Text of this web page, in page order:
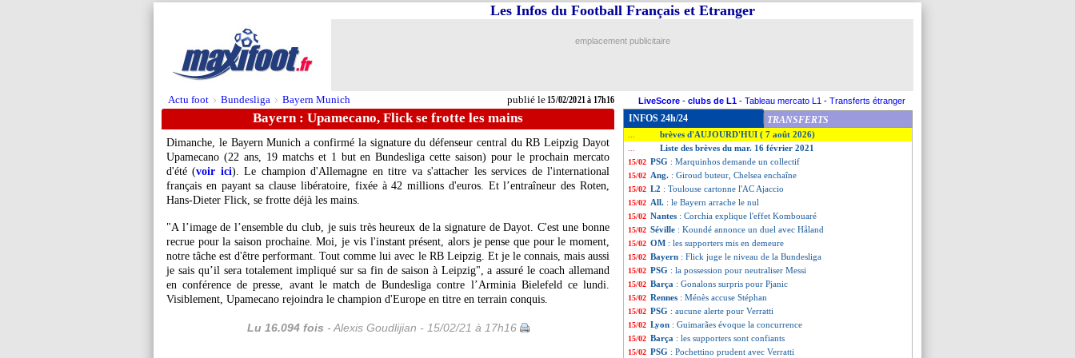
Actu foot > Bundesliga > Bayern Munich publié le15/02/2021 à 17h16
Les Infos du Football Français et Etranger
emplacement publicitaire
LiveScore - clubs de L1 - Tableau mercato L1 - Transferts étranger
Bayern : Upamecano, Flick se frotte les mains
Dimanche, le Bayern Munich a confirmé la signature du défenseur central du RB Leipzig Dayot
Upamecano (22 ans, 19 matchs et 1 but en Bundesliga cette saison) pour le prochain mercato
d'été (voir ici). Le champion d'Allemagne en titre va s'attacher les services de l'international
français en payant sa clause libératoire, fixée à 42 millions d'euros. Et l’entraîneur des Roten,
Hans-Dieter Flick, se frotte déjà les mains.
"A l’image de l’ensemble du club, je suis très heureux de la signature de Dayot. C'est une bonne
recrue pour la saison prochaine. Moi, je vis l'instant présent, alors je pense que pour le moment,
notre tâche est d'être performant. Tout comme lui avec le RB Leipzig. Et je le connais, mais aussi
je sais qu’il sera totalement impliqué sur sa fin de saison à Leipzig", a assuré le coach allemand
en conférence de presse, avant le match de Bundesliga contre l’Arminia Bielefeld ce lundi.
Visiblement, Upamecano rejoindra le champion d'Europe en titre en terrain conquis.
Lu 16.094 fois - Alexis Goudlijian - 15/02/21 à 17h16
INFOS 24h/24 TRANSFERTS
brèves d'AUJOURD'HUI ( 7 août 2026)
Liste des brèves du mar. 16 février 2021
15/02 PSG : Marquinhos demande un collectif
15/02 Ang. : Giroud buteur, Chelsea enchaîne
15/02 L2 : Toulouse cartonne l'AC Ajaccio
15/02 All. : le Bayern arrache le nul
15/02 Nantes : Corchia explique l'effet Kombouaré
15/02 Séville : Koundé annonce un duel avec Håland
15/02 OM : les supporters mis en demeure
15/02 Bayern : Flick juge le niveau de la Bundesliga
15/02 PSG : la possession pour neutraliser Messi
15/02 Barça : Gonalons surpris pour Pjanic
15/02 Rennes : Ménès accuse Stéphan
15/02 PSG : aucune alerte pour Verratti
15/02 Lyon : Guimarães évoque la concurrence
15/02 Barça : les supporters sont confiants
15/02 PSG : Pochettino prudent avec Verratti